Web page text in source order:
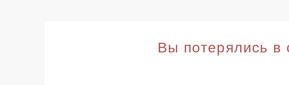
Вы потерялись в